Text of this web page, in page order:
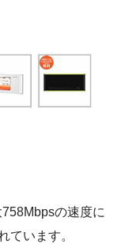
の速度に
ています。